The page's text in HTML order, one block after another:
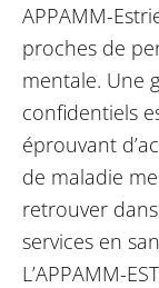
APPAMM-
proches de
mentale. Une
confidentiels
éprouvant
de maladie
retrouver
services en
L’APPAMM-